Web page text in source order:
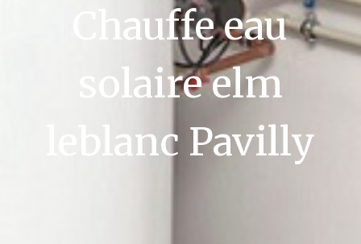
Chauffe eau
solaire elm
leblanc Pavilly